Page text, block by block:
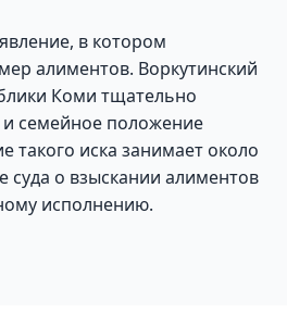
в котором
алиментов. Воркутинский
Коми тщательно
семейное положение
такого иска занимает около
суда о взыскании алиментов
исполнению.